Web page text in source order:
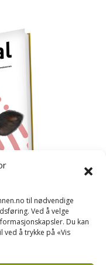
til nødvendige
Ved å velge
Du kan
ved å trykke på «Vis